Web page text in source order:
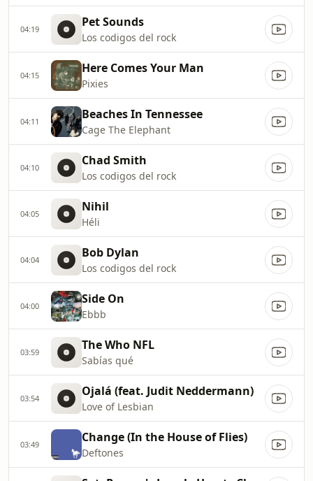
04:19 Pet Sounds
Los codigos del rock
04:15 Here Comes Your Man
Pixies
04:11 Beaches In Tennessee
Cage The Elephant
04:10 Chad Smith
Los codigos del rock
04:05 Nihil
Héli
04:04 Bob Dylan
Los codigos del rock
04:00 Side On
Ebbb
03:59 The Who NFL
Sabías qué
03:54 Ojalá (feat. Judit Neddermann)
Love of Lesbian
03:49 Change (In the House of Flies)
Deftones